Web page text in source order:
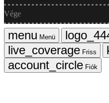
Vége
Menü
Friss
Fiók